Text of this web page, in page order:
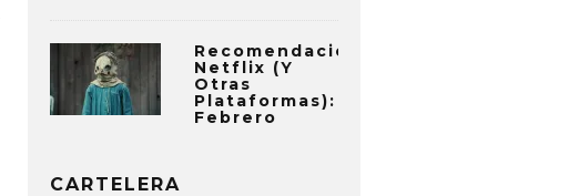
Recomendaciones
Netflix (y
Otras
Plataformas):
Febrero
CARTELERA